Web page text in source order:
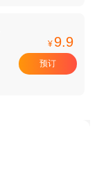
¥ 9.9
预订